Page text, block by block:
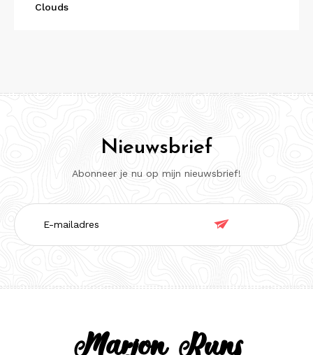
Clouds
Nieuwsbrief
Abonneer je nu op mijn nieuwsbrief!
E-
mailadres

Marjon Runs